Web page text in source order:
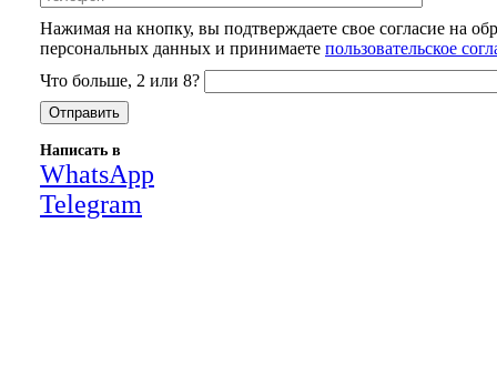
Нажимая на кнопку, вы подтверждаете свое согласие на
персональных данных и принимаете пользовательское
Что больше, 2 или 8?
Написать в
WhatsApp
Telegram